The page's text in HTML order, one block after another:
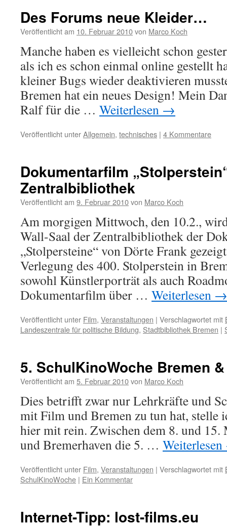
Des Forums neue Kleider…
Veröffentlicht am 10. Februar 2010von Marco Koch
Manche haben es vielleicht schon
als ich es schon einmal online gestellt
kleiner Bugs wieder deaktivieren
Bremen hat ein neues Design! Mein
Ralf für die … Weiterlesen →
Veröffentlicht unterAllgemein, technisches | 4 Kommentare
Dokumentarfilm
Zentralbibliothek
Veröffentlicht am 9. Februar 2010von Marco Koch
Am morgigen Mittwoch, den 10.2.,
Wall-Saal der Zentralbibliothek der
„Stolpersteine“ von Dörte Frank
Verlegung des 400. Stolperstein in
sowohl Künstlerporträt als auch
Dokumentarfilm über … Weiterlesen →
Veröffentlicht unter Film, Veranstaltungen | Verschlagwortet mit
Landeszentrale für politische Bildung, Stadtbibliothek Bremen |
5. SchulKinoWoche Bremen
Veröffentlicht am 5. Februar 2010von Marco Koch
Dies betrifft zwar nur Lehrkräfte und
mit Film und Bremen zu tun hat, stelle
hier mit rein. Zwischen dem 8. und
und Bremerhaven die 5. … Weiterlesen
Veröffentlicht unter Film, Veranstaltungen | Verschlagwortet mit
SchulKinoWoche | Ein Kommentar
Internet-Tipp: lost-films.eu